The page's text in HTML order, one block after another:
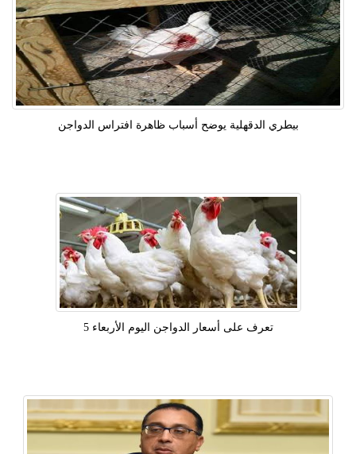
بيطري الدقهلية يوضح أسباب ظاهرة افتراس الدواجن
تعرف على أسعار الدواجن اليوم الأربعاء 5